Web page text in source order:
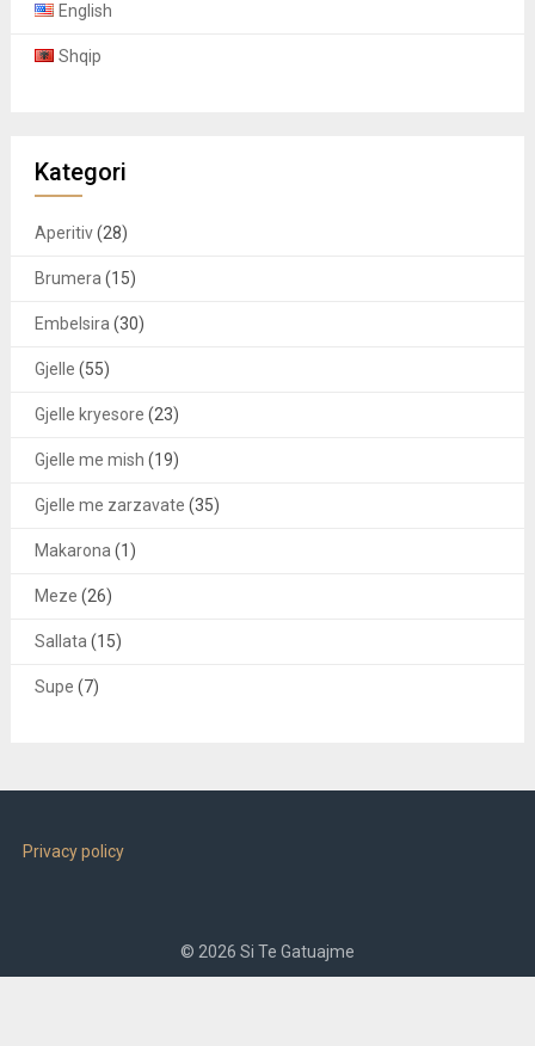
English
Shqip
Kategori
Aperitiv(28)
Brumera(15)
Embelsira(30)
Gjelle (55)
Gjelle kryesore (23)
Gjelle me mish (19)
Gjelle me zarzavate (35)
Makarona(1)
Meze (26)
Sallata(15)
Supe (7)
Privacy policy
© 2026 Si Te Gatuajme